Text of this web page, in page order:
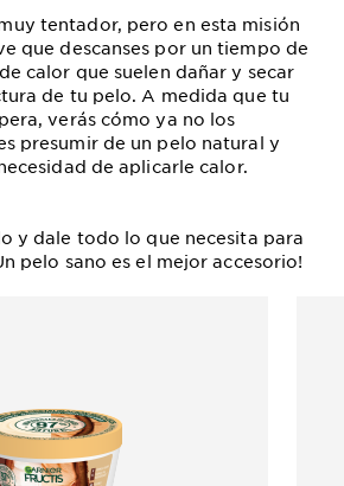
tentador, pero en esta misión
que descanses por un tiempo de
calor que suelen dañar y secar
de tu pelo. A medida que tu
verás cómo ya no los
presumir de un pelo natural y
de aplicarle calor.
y dale todo lo que necesita para
pelo sano es el mejor accesorio!